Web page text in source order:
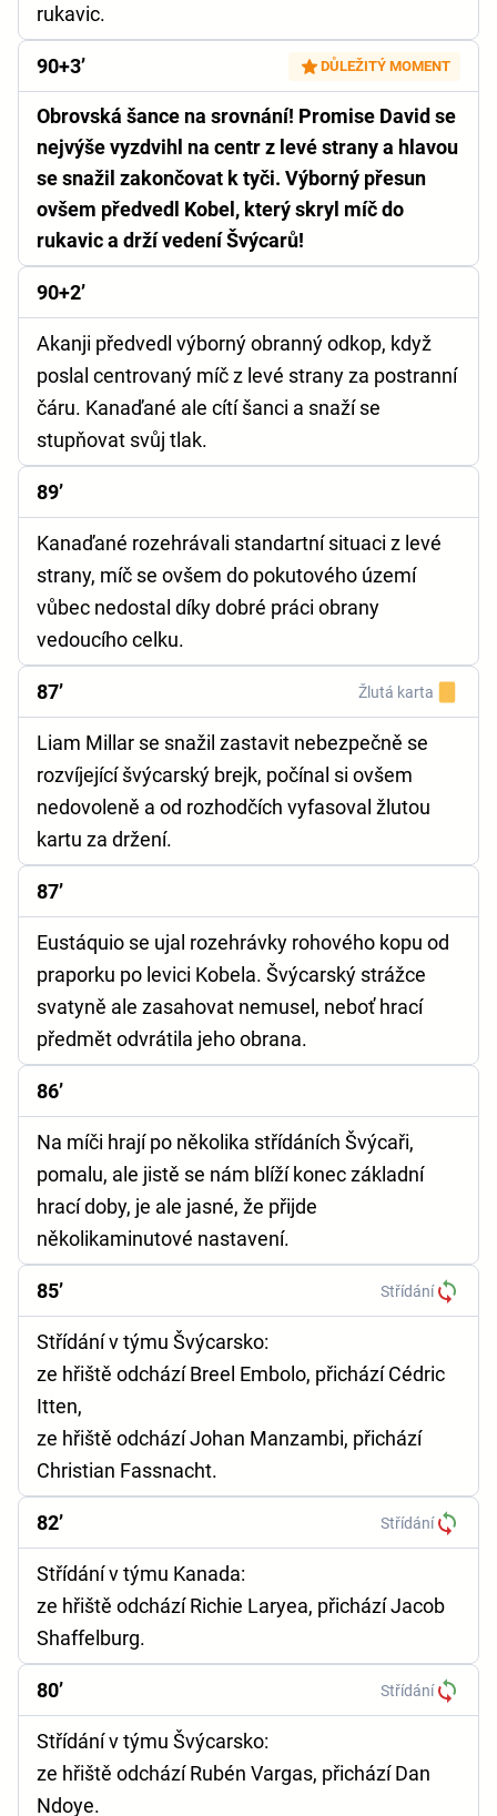
rukavic.
90+3’ DŮLEŽITÝ MOMENT
Obrovská šance na srovnání! Promise David se
nejvýše vyzdvihl na centr z levé strany a hlavou
se snažil zakončovat k tyči. Výborný přesun
ovšem předvedl Kobel, který skryl míč do
rukavic a drží vedení Švýcarů!
90+2’
Akanji předvedl výborný obranný odkop, když
poslal centrovaný míč z levé strany za postranní
čáru. Kanaďané ale cítí šanci a snaží se
stupňovat svůj tlak.
89’
Kanaďané rozehrávali standartní situaci z levé
strany, míč se ovšem do pokutového území
vůbec nedostal díky dobré práci obrany
vedoucího celku.
87’ Žlutá karta
Liam Millar se snažil zastavit nebezpečně se
rozvíjející švýcarský brejk, počínal si ovšem
nedovoleně a od rozhodčích vyfasoval žlutou
kartu za držení.
87’
Eustáquio se ujal rozehrávky rohového kopu od
praporku po levici Kobela. Švýcarský strážce
svatyně ale zasahovat nemusel, neboť hrací
předmět odvrátila jeho obrana.
86’
Na míči hrají po několika střídáních Švýcaři,
pomalu, ale jistě se nám blíží konec základní
hrací doby, je ale jasné, že přijde
několikaminutové nastavení.
85’ Střídání
Střídání v týmu Švýcarsko:
ze hřiště odchází Breel Embolo, přichází Cédric
Itten,
ze hřiště odchází Johan Manzambi, přichází
Christian Fassnacht.
82’ Střídání
Střídání v týmu Kanada:
ze hřiště odchází Richie Laryea, přichází Jacob
Shaffelburg.
80’ Střídání
Střídání v týmu Švýcarsko:
ze hřiště odchází Rubén Vargas, přichází Dan
Ndoye.